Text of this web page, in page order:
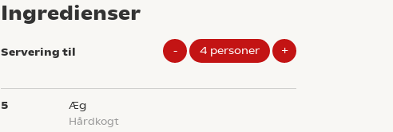
Ingredienser
Servering til - 4 personer +
5 æg
hårdkogt